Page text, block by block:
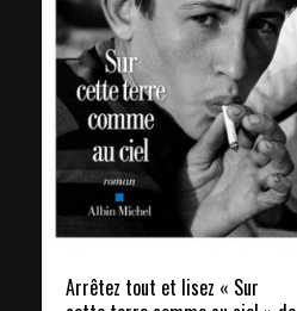
Arrêtez tout et lisez « Sur